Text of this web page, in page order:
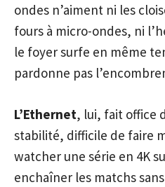
ondes n’aiment ni les
fours à micro-ondes, ni
le foyer surfe en même
pardonne pas
L’Ethernet, lui, fait office
stabilité, difficile de faire
watcher une série en 4K
enchaîner les matchs